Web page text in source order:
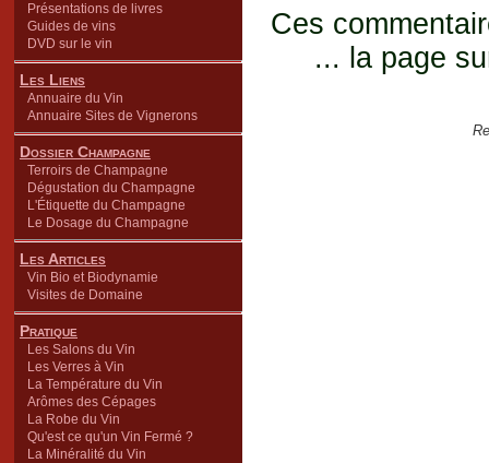
Présentations de livres
Guides de vins
DVD sur le vin
Les Liens
Annuaire du Vin
Annuaire Sites de Vignerons
Dossier Champagne
Terroirs de Champagne
Dégustation du Champagne
L'Étiquette du Champagne
Le Dosage du Champagne
Les Articles
Vin Bio et Biodynamie
Visites de Domaine
Pratique
Les Salons du Vin
Les Verres à Vin
La Température du Vin
Arômes des Cépages
La Robe du Vin
Qu'est ce qu'un Vin Fermé ?
La Minéralité du Vin
Ces
... la page